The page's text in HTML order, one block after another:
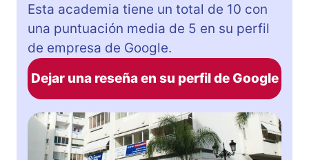
Esta academia tiene un total de 10 con
una puntuación media de 5 en su perfil
de empresa de Google.
Dejar una reseña en su perfil de Google